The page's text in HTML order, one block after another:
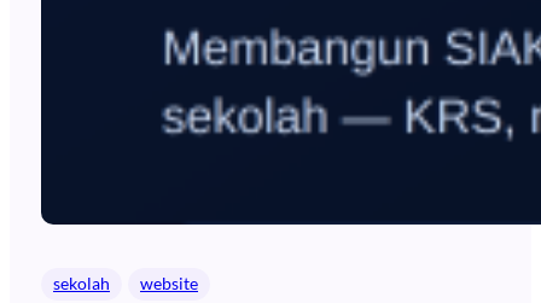
sekolah website